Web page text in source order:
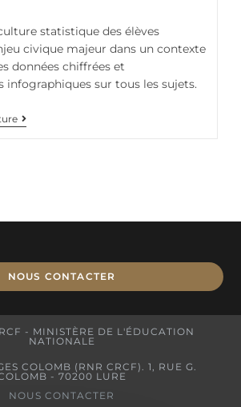
statistique des élèves
civique majeur dans un contexte
données chiffrées et
infographiques sur tous les sujets.
NOUS CONTACTER
- MINISTÈRE DE L'ÉDUCATION
NATIONALE
COLOMB (RNR CRCF). 1, RUE G.
- 70200 LURE
NOUS CONTACTER